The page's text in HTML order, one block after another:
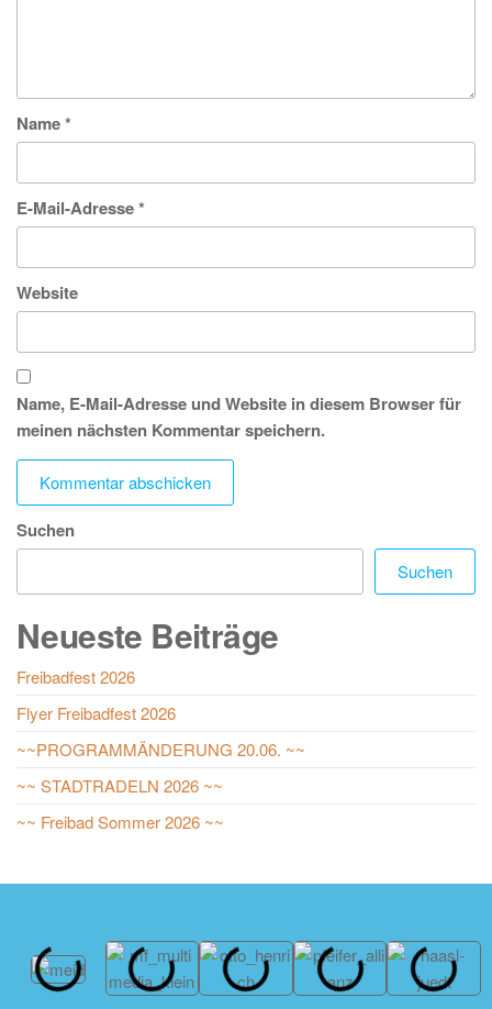
Name*
E-Mail-Adresse*
Website
Name, E-Mail-Adresse und Website in diesem Browser für
meinen nächsten Kommentar speichern.
Suchen
Suchen
Neueste Beiträge
Freibadfest 2026
Flyer Freibadfest 2026
~~PROGRAMMÄNDERUNG 20.06. ~~
~~ STADTRADELN 2026 ~~
~~ Freibad Sommer 2026 ~~